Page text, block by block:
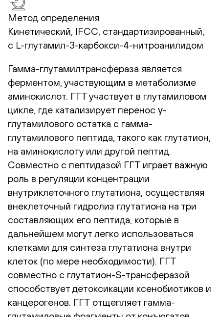
Метод определения
Кинетический, IFCC, стандартизированный,
с L-глутамил-3-карбокси-4-нитроанилидом
Гамма-глутамилтрансфераза является
ферментом, участвующим в метаболизме
аминокислот. ГГТ участвует в глутамиловом
цикле, где катализирует перенос γ-
глутамилового остатка с гамма-
глутамилового пептида, такого как глутатион,
на аминокислоту или другой пептид.
Совместно с пептидазой ГГТ играет важную
роль в регуляции концентрации
внутриклеточного глутатиона, осуществляя
внеклеточный гидролиз глутатиона на три
составляющих его пептида, которые в
дальнейшем могут легко использоваться
клетками для синтеза глутатиона внутри
клеток (по мере необходимости). ГГТ
совместно с глутатион-S-трансферазой
способствует детоксикации ксенобиотиков и
канцерогенов. ГГТ отщепляет гамма-